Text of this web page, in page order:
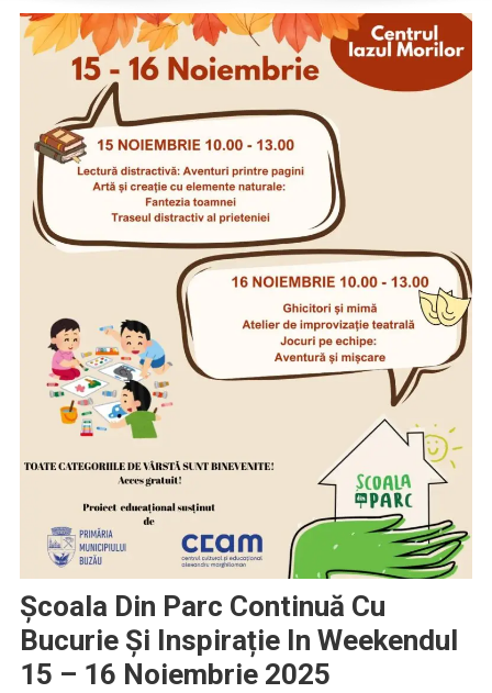
Școala Din Parc Continuă Cu
Bucurie Și Inspirație In Weekendul
15 – 16 Noiembrie 2025